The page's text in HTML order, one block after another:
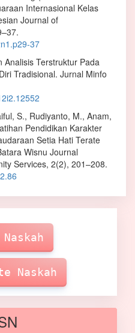
Internasional Kelas
Journal of
37
Analisis Terstruktur Pada
Tradisional. Jurnal Minfo
S., Rudiyanto, M., Anam,
Pendidikan Karakter
Setia Hati Terate
Wisnu Journal
Services, 2(2), 201–208.
Naskah